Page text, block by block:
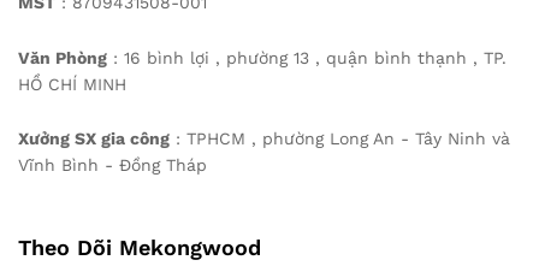
Văn Phòng : 16 bình lợi , phường 13 , quận bình thạnh , TP.
HỒ CHÍ MINH
Xưởng SX gia công : TPHCM , phường Long An - Tây Ninh và
Vĩnh Bình - Đồng Tháp
Theo Dõi Mekongwood